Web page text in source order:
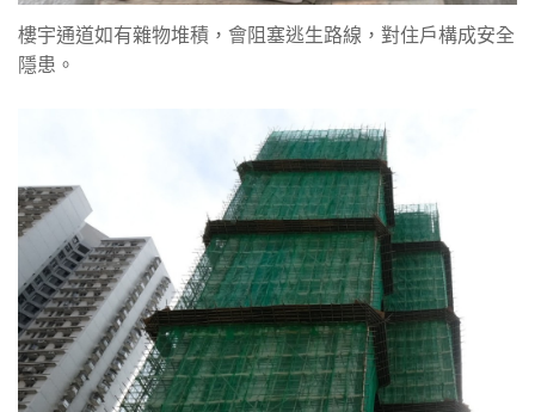
樓宇通道如有雜物堆積，會阻塞逃生路線，對住戶構成安全
隱患。